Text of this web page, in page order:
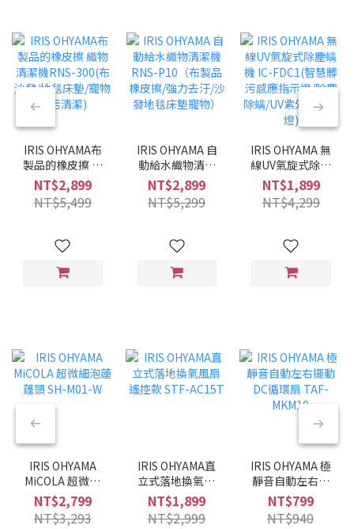
IRIS OHYAMA布
製品的橡皮擦 織
物清潔機RNS-
300(布沙發/地毯
床墊/寵物髒污清
NT$2,899
NT$5,499
IRIS OHYAMA 自
動給水織物清潔
機 RNS-P10（布
製品橡皮擦/強力
去汙/沙發地毯床
NT$2,899
NT$5,299
IRIS OHYAMA 無
線UV氣旋式除塵
螨機 IC-FDC1(智
慧髒污感應指示
燈/除塵除螨/UV
NT$1,899
NT$4,299
IRIS OHYAMA
MiCOLA 超微細
泡蓮蓬頭 SH-
M01-W
NT$2,799
NT$3,293
IRIS OHYAMA直
立式落地換氣風
扇 遙控款 STF-
AC15T
NT$1,899
NT$2,999
IRIS OHYAMA 極
靜音自動左右擺
動DC循環扇
TAF-MKM10
NT$799
NT$940